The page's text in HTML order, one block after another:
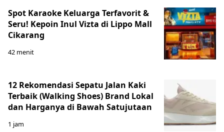
Spot Karaoke Keluarga Terfavorit &
Seru! Kepoin Inul Vizta di Lippo Mall
Cikarang
42 menit
12 Rekomendasi Sepatu Jalan Kaki
Terbaik (Walking Shoes) Brand Lokal
dan Harganya di Bawah Satujutaan
1 jam